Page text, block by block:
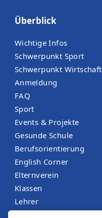
Überblick
Wichtige Infos
Schwerpunkt Sport
Schwerpunkt Wirtschaft
Anmeldung
FAQ
Sport
Events & Projekte
Gesunde Schule
Berufsorientierung
English Corner
Elternverein
Klassen
Lehrer